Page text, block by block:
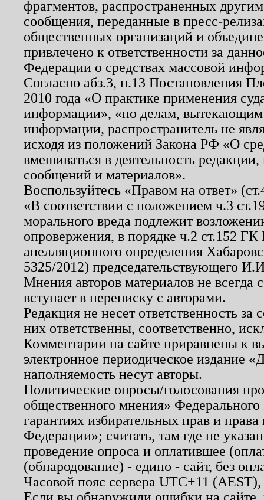
фрагментов, распространенных
сообщения, переданные в пресс-
общественных организаций и
привлечено к ответственности за
Федерации о средствах массовой
Согласно абз.3, п.13 Постановления
2010 года «О практике применения
информации», «по делам, вытекающим
информации, распространитель не
исходя из положений Закона РФ «О
вмешиваться в деятельность
сообщений и материалов».
Воспользуйтесь «Правом на ответ»
«В соответствии с положением ч.3
морального вреда подлежит
опровержения, в порядке ч.2 ст.152
апелляционного определения
5325/2012) председательствующего
Мнения авторов материалов не
вступает в переписку с авторами.
Редакция не несет ответственность
них ответственны, соответственно,
Комментарии на сайте приравнены к
электронное периодическое издание
наполняемость несут авторы.
Политические опросы/голосования
общественного мнения»
гарантиях избирательных прав и
Федерации»; считать, там где не
проведение опроса и оплатившее
(обнародование) - едино - сайт, без
Часовой пояс сервера UTC+11
Если вы обнаружили ошибки на